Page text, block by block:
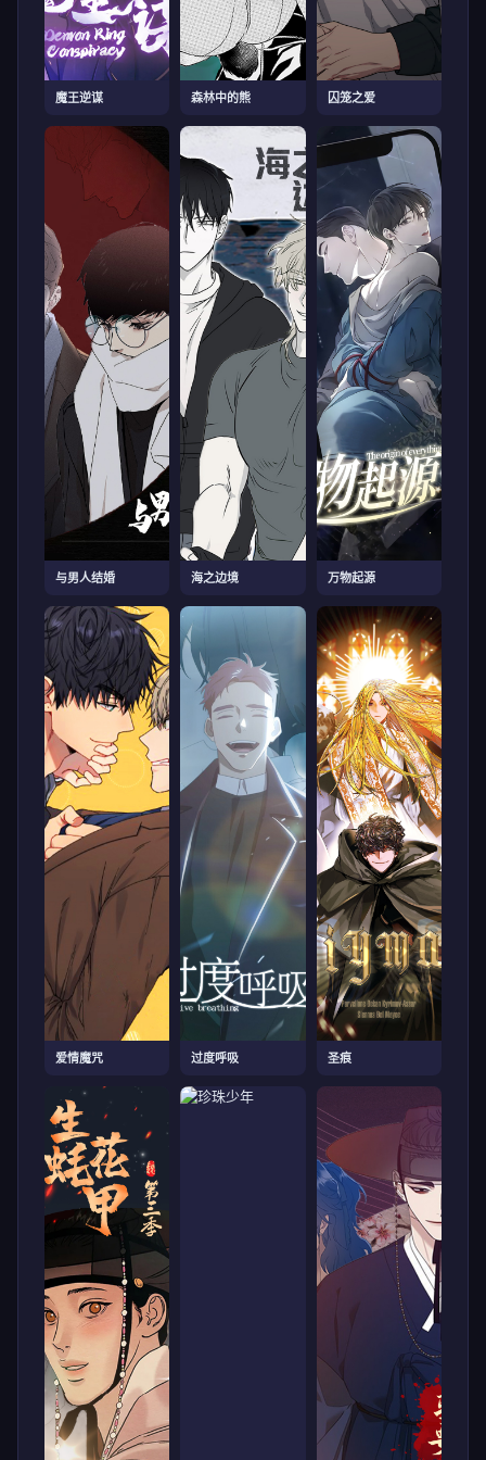
魔王逆谋 森林中的熊 囚笼之爱
与男人结婚 海之边境 万物起源
爱情魔咒 过度呼吸 圣痕